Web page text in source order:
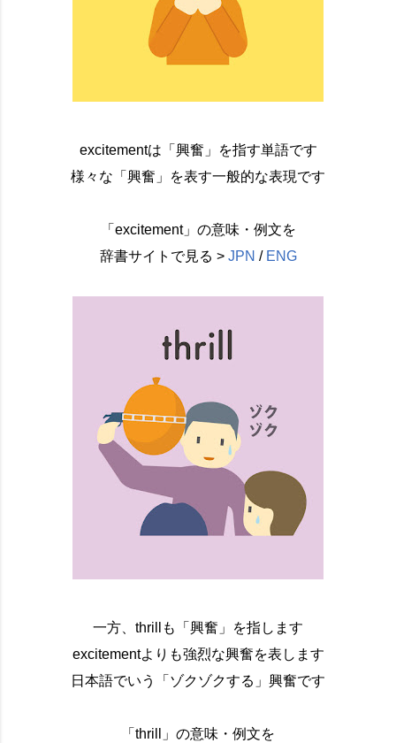
excitementは「興奮」を指す単語です
様々な「興奮」を表す一般的な表現です
「excitement」の意味・例文を
辞書サイトで見る > JPN / ENG
一方、thrillも「興奮」を指します
excitementよりも強烈な興奮を表します
日本語でいう「ゾクゾクする」興奮です
「thrill」の意味・例文を